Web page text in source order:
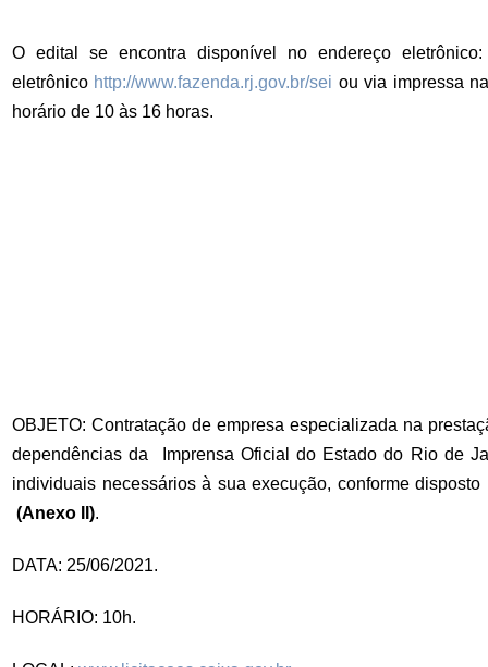
O edital se encontra disponível no endereço eletrônico:
eletrônico http://www.fazenda.rj.gov.br/sei ou via impressa
horário de 10 às 16 horas.
OBJETO: Contratação de empresa especializada na
dependências da Imprensa Oficial do Estado do Rio de
individuais necessários à sua execução, conforme
(Anexo II).
DATA: 25/06/2021.
HORÁRIO: 10h.